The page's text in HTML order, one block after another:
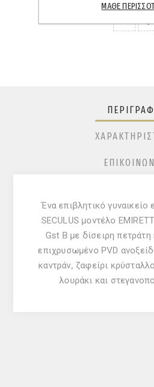
Ένα επιβλητικό
SECULUS μοντέλο
Gst B με δίσειρη
επιχρυσωμένο PVD
καντράν, ζαφείρι
λουράκι και
ΜΆΘΕ